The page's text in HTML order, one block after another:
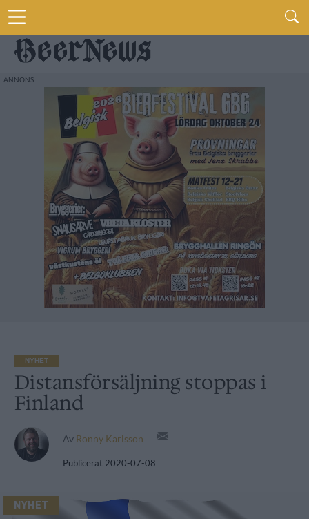
NYHET
Distansförsäljning stoppas i
Finland
Av Ronny Karlsson
Publicerat 2020-07-08
NYHET